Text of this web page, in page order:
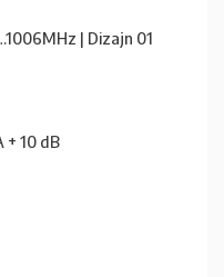
| Dizajn 01
+ 10 dB